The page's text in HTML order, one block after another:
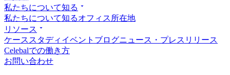
私たちについて知る
私たちについて知るオフィス所在地
リソース
ケーススタディ イベント ブログニュース・プレスリリース
Celebalでの働き方
お問い合わせ